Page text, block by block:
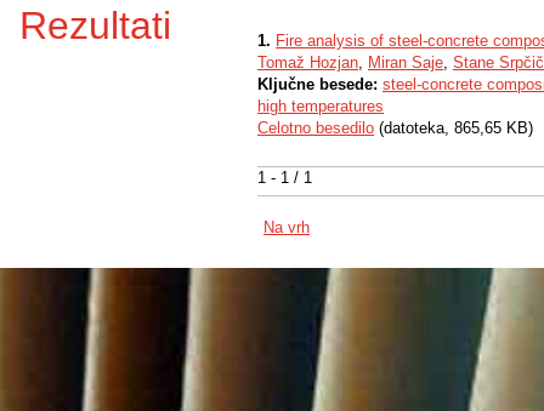
Rezultati
1 - 1 / 1
1. Fire analysis of steel-concrete
Tomaž Hozjan, Miran Saje, Stane Srpčič
Ključne besede: steel-concrete
high temperatures
Celotno besedilo (datoteka, 865,65 KB)
Na vrh